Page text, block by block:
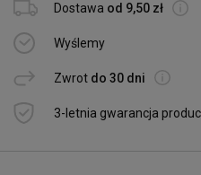
Dostawa od 9,50 zł
Wyślemy
Zwrot do 30 dni
3-letnia gwarancja